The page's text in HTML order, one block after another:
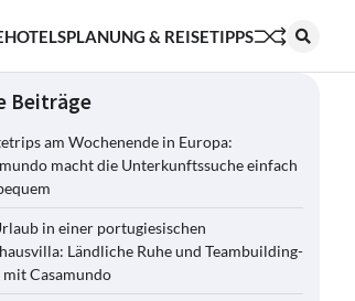
HOTELSPLANUNG & REISETIPPS
Beiträge
am Wochenende in Europa:
macht die Unterkunftssuche einfach
in einer portugiesischen
Ländliche Ruhe und Teambuilding-
mit Casamundo